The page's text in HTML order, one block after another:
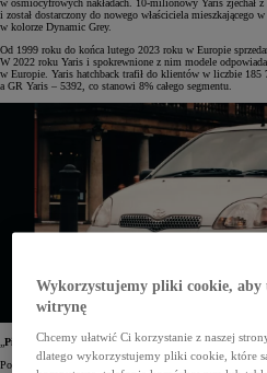
w ośmiocyfrowych nakładach. 10-milionowy Yaris
i został dostarczony do nowego właściciela mieszkającego
w kolorze Dynamic Grey.
Od 1999 roku do końca lutego 2023 roku w Europie
W 2022 roku Yaris i spokrewnione z nim modele
w Europie. Yaris hatchback trafił do klientów w liczbie 185
a GR Yaris – 5392, co stanowi 8% całego segmentu.
„Piccolo Genio”, czyli pierwszy model Yarisa
Pod koniec lat 90. XX wieku Toyota rozpoczęła prace nad
Wykorzystujemy pliki cookie, aby
witrynę
Chcemy ułatwić Ci korzystanie z naszej
dlatego wykorzystujemy pliki cookie, które